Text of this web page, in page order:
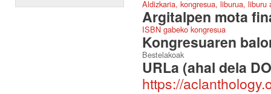
Aldizkaria, kongresua, liburua,
Argitalpen mota
ISBN gabeko kongresua
Kongresuaren
Bestelakoak
URLa (ahal dela
https://